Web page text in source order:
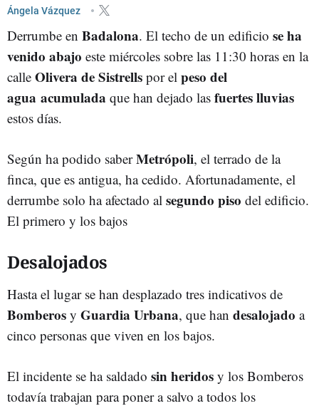
Ángela Vázquez
Derrumbe en Badalona. El techo de un edificio se ha
venido abajo este miércoles sobre las 11:30 horas en la
calle Olivera de Sistrells por el peso del
agua acumulada que han dejado las fuertes lluvias
estos días.
Según ha podido saberMetrópoli, el terrado de la
finca, que es antigua, ha cedido. Afortunadamente, el
derrumbe solo ha afectado al segundo piso del edificio.
El primero y los bajos
Desalojados
Hasta el lugar se han desplazado tres indicativos de
Bomberos y Guardia Urbana, que han desalojado a
cinco personas que viven en los bajos.
El incidente se ha saldado sin heridos y los Bomberos
todavía trabajan para poner a salvo a todos los